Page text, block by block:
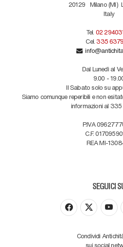
20129 Milano (MI)
Italy
Tel. 02
Cel. 335
Dal Lunedì al
9.00 -
Il Sabato solo su
Siamo comunque reperibili e non
informazioni al 335
P.IVA
C.F.
REA MI-
SEGUICI
Condividi
sui social